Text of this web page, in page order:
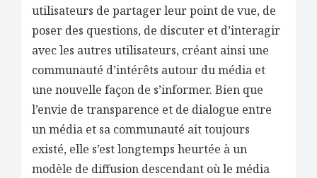
utilisateurs de partager leur point de vue, de
poser des questions, de discuter et d’interagir
avec les autres utilisateurs, créant ainsi une
communauté d’intérêts autour du média et
une nouvelle façon de s’informer. Bien que
l’envie de transparence et de dialogue entre
un média et sa communauté ait toujours
existé, elle s’est longtemps heurtée à un
modèle de diffusion descendant où le média